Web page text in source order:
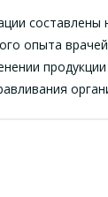
составлены
опыта